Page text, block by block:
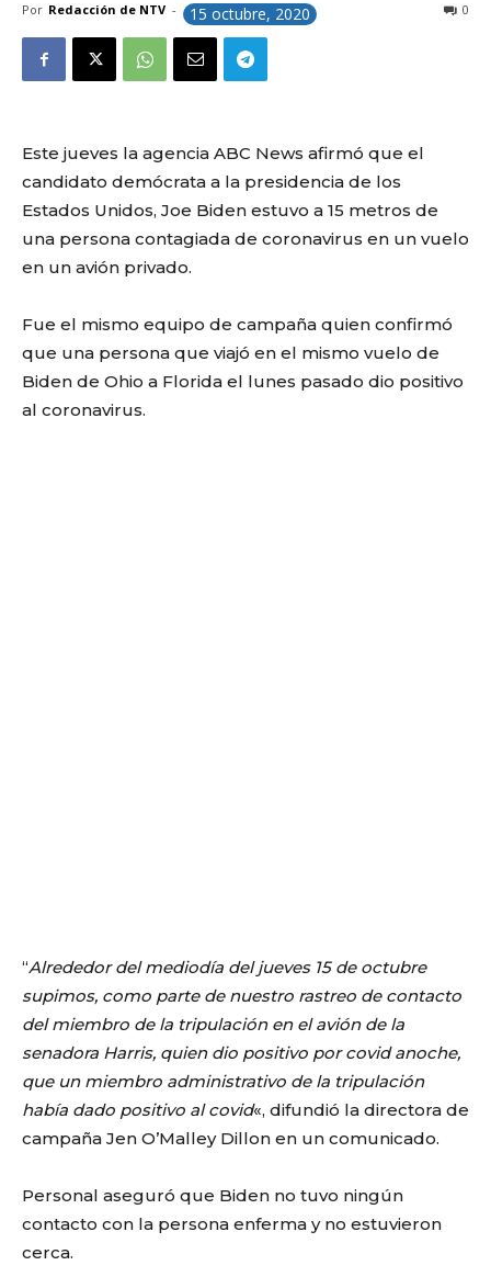
Por Redacción de NTV - 15 octubre, 2020 0
Este jueves la agencia ABC News afirmó que el
candidato demócrata a la presidencia de los
Estados Unidos, Joe Biden estuvo a 15 metros de
una persona contagiada de coronavirus en un vuelo
en un avión privado.
Fue el mismo equipo de campaña quien confirmó
que una persona que viajó en el mismo vuelo de
Biden de Ohio a Florida el lunes pasado dio positivo
al coronavirus.
“Alrededor del mediodía del jueves 15 de octubre
supimos, como parte de nuestro rastreo de contacto
del miembro de la tripulación en el avión de la
senadora Harris, quien dio positivo por covid anoche,
que un miembro administrativo de la tripulación
había dado positivo al covid«, difundió la directora de
campaña Jen O’Malley Dillon en un comunicado.
Personal aseguró que Biden no tuvo ningún
contacto con la persona enferma y no estuvieron
cerca.